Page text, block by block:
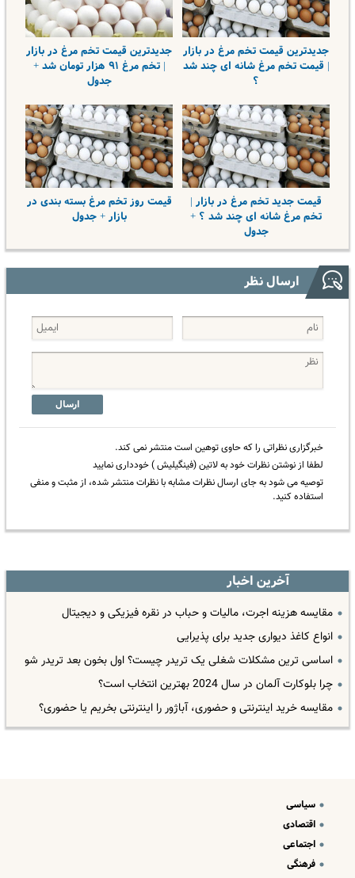
جدیدترین قیمت تخم مرغ در بازار
| قیمت تخم مرغ شانه ای چند شد
؟
جدیدترین قیمت تخم مرغ در بازار
| تخم مرغ ۹۱ هزار تومان شد +
جدول
قیمت جدید تخم مرغ در بازار |
تخم مرغ شانه ای چند شد ؟ +
جدول
قیمت روز تخم مرغ بسته بندی در
بازار + جدول
ارسال نظر
ارسال
خبرگزاری نظراتی را که حاوی توهین است منتشر نمی کند.
لطفا از نوشتن نظرات خود به لاتین (فینگیلیش ) خودداری نمایید
توصیه می شود به جای ارسال نظرات مشابه با نظرات منتشر شده، از مثبت و منفی
استفاده کنید.
آخرین اخبار
مقایسه هزینه اجرت، مالیات و حباب در نقره فیزیکی و دیجیتال
انواع کاغذ دیواری جدید برای پذیرایی
اساسی ترین مشکلات شغلی یک تریدر چیست؟ اول بخون بعد تریدر شو
چرا بلوکارت آلمان در سال 2024 بهترین انتخاب است؟
مقایسه خرید اینترنتی و حضوری، آباژور را اینترنتی بخریم یا حضوری؟
سیاسی
اقتصادی
اجتماعی
فرهنگی